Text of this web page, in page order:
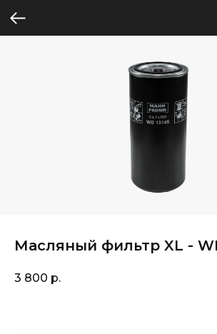
Масляный фильтр XL -
3 800 р.